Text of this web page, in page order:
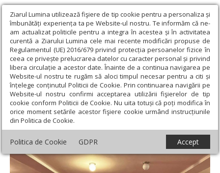
Ziarul Lumina utilizează fişiere de tip cookie pentru a personaliza și
îmbunătăți experiența ta pe Website-ul nostru. Te informăm că ne-
am actualizat politicile pentru a integra în acestea și în activitatea
curentă a Ziarului Lumina cele mai recente modificări propuse de
Regulamentul (UE) 2016/679 privind protecția persoanelor fizice în
ceea ce privește prelucrarea datelor cu caracter personal și privind
libera circulație a acestor date. Înainte de a continua navigarea pe
Website-ul nostru te rugăm să aloci timpul necesar pentru a citi și
înțelege conținutul Politicii de Cookie. Prin continuarea navigării pe
Website-ul nostru confirmi acceptarea utilizării fişierelor de tip
cookie conform Politicii de Cookie. Nu uita totuși că poți modifica în
orice moment setările acestor fişiere cookie urmând instrucțiunile
din Politica de Cookie.
Politica de Cookie GDPR Accept
Ziarul Lumina › Filantropie › Lumină și speranță dăruite copiilor și
mamelor aflate în dificultate
Lumină și speranță dăruite copiilor și
mamelor aflate în dificultate